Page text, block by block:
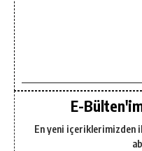
E-
En yeni içeriklerimizden